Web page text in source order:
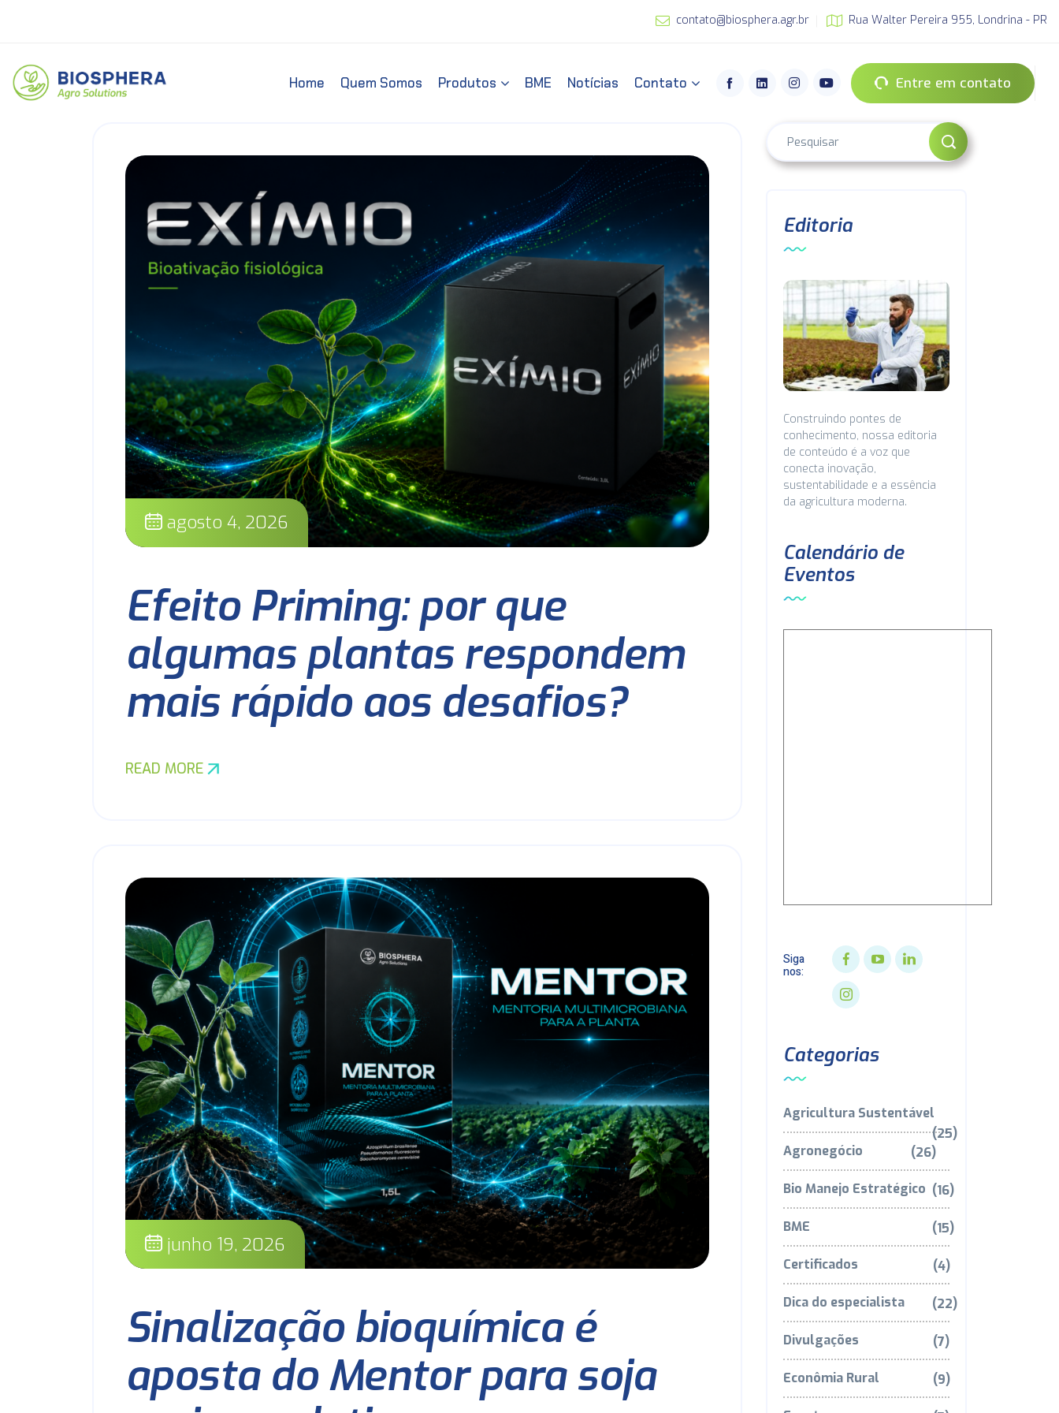
contato@biosphera.agr.br Rua Walter Pereira 955, Londrina - PR
Home Quem Somos Produtos BME Notícias Contato Entre em contato
agosto 4, 2026
Efeito Priming: por que
algumas plantas respondem
mais rápido aos desafios?
READ MORE
junho 19, 2026
Sinalização bioquímica é
aposta do Mentor para soja
Editoria
Construindo pontes de
conhecimento, nossa editoria
de conteúdo é a voz que
conecta inovação,
sustentabilidade e a essência
da agricultura moderna.
Calendário de
Eventos
Siga
nos:
Categorias
Agricultura Sustentável
(25)
Agronegócio
(26)
Bio Manejo Estratégico (16)
BME (15)
Certificados (4)
Dica do especialista (22)
Divulgações (7)
Econômia Rural (9)